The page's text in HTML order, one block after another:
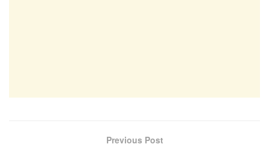
Previous Post